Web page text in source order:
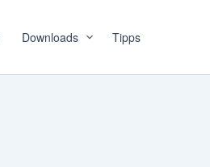
Downloads Tipps